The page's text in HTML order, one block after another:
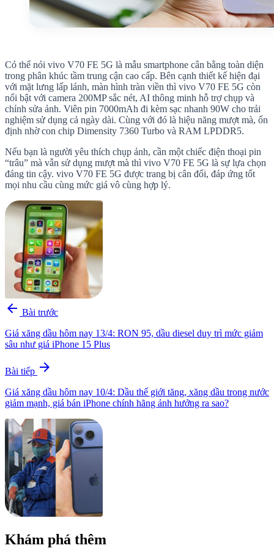
Có thể nói vivo V70 FE 5G là mẫu smartphone cân bằng toàn diện
trong phân khúc tầm trung cận cao cấp. Bên cạnh thiết kế hiện đại
với mặt lưng lấp lánh, màn hình tràn viền thì vivo V70 FE 5G còn
nổi bật với camera 200MP sắc nét, AI thông minh hỗ trợ chụp và
chỉnh sửa ảnh. Viên pin 7000mAh đi kèm sạc nhanh 90W cho trải
nghiệm sử dụng cả ngày dài. Cùng với đó là hiệu năng mượt mà, ổn
định nhờ con chip Dimensity 7360 Turbo và RAM LPDDR5.
Nếu bạn là người yêu thích chụp ảnh, cần một chiếc điện thoại pin
“trâu” mà vẫn sử dụng mượt mà thì vivo V70 FE 5G là sự lựa chọn
đáng tin cậy. vivo V70 FE 5G được trang bị cân đối, đáp ứng tốt
mọi nhu cầu cùng mức giá vô cùng hợp lý.
arrow_back Bài trước
Giá xăng dầu hôm nay 13/4: RON 95, dầu diesel duy trì mức giảm
sâu như giá iPhone 15 Plus
Bài tiếp arrow_forward
Giá xăng dầu hôm nay 10/4: Dầu thế giới tăng, xăng dầu trong nước
giảm mạnh, giá bán iPhone chính hãng ảnh hưởng ra sao?
Khám phá thêm